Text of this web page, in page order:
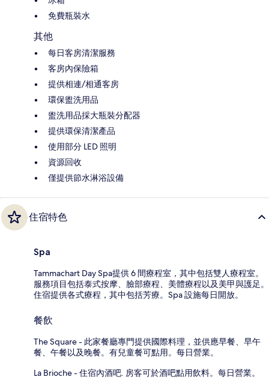
免費瓶裝水
其他
每日客房清潔服務
客房內保險箱
提供相連/相通客房
環保盥洗用品
盥洗用品採大瓶裝分配器
提供環保清潔產品
使用部分 LED 照明
資源回收
僅提供節水淋浴設備
住宿特色
Spa
Tammachart Day Spa提供 6 間療程室，其中包括雙人療程室。
服務項目包括泰式按摩、臉部療程、美體療程以及美甲與護足。
住宿提供各式療程，其中包括芳療。Spa 設施每日開放。
餐飲
The Square - 此家餐廳專門提供國際料理，並供應早餐、早午
餐、午餐以及晚餐。有兒童餐可點用。每日營業。
La Brioche - 住宿內酒吧. 房客可於酒吧點用飲料。每日營業。